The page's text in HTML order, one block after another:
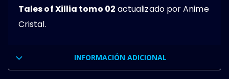
Tales of Xillia tomo 02 actualizado por Anime
Cristal.
INFORMACIÓN ADICIONAL